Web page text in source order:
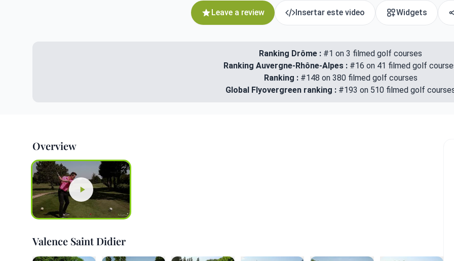
Leave a review Insertar este video Widgets
Ranking Drôme : #1 on 3 filmed golf courses
Ranking Auvergne-Rhône-Alpes : #16 on 41 filmed golf
Ranking : #148 on 380 filmed golf courses
Global Flyovergreen ranking : #193 on 510 filmed golf
Overview
Valence Saint Didier